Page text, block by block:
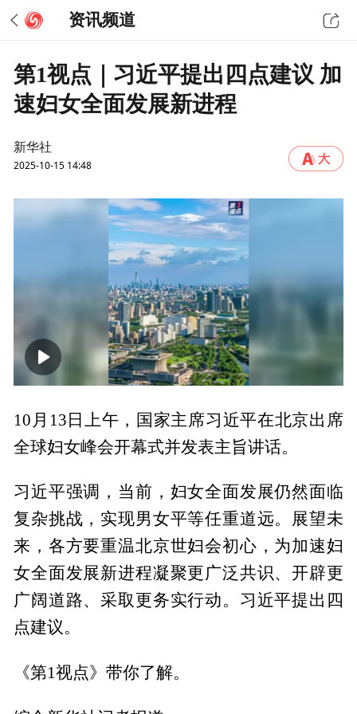
资讯频道
第1视点｜习近平提出四点建议 加
速妇女全面发展新进程
新华社
2025-10-15 14:48
00:00
10月13日上午，国家主席习近平在北京出席
全球妇女峰会开幕式并发表主旨讲话。
习近平强调，当前，妇女全面发展仍然面临
复杂挑战，实现男女平等任重道远。展望未
来，各方要重温北京世妇会初心，为加速妇
女全面发展新进程凝聚更广泛共识、开辟更
广阔道路、采取更务实行动。习近平提出四
点建议。
《第1视点》带你了解。